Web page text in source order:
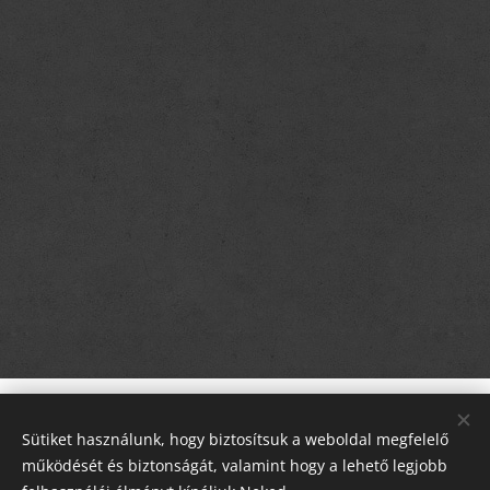
Velvet Borders, 2750 Nagykőrös,
Nagyerdő dűlő 4.
Sütiket használunk, hogy biztosítsuk a weboldal megfelelő
működését és biztonságát, valamint hogy a lehető legjobb